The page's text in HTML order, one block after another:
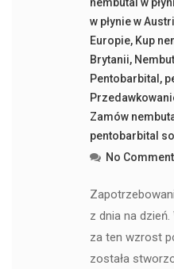
w płynie w
Europie, Kup
Brytanii,
Pentobarbital ,
Zamów
pentobarbital
No
z dnia na
za ten wzrost
została